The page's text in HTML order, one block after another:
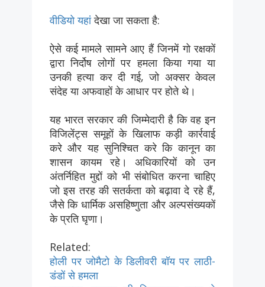
वीडियो यहांदेखा जा सकता है:
ऐसे कई मामले सामने आए हैं जिनमें गो रक्षकों
द्वारा निर्दोष लोगों पर हमला किया गया या
उनकी हत्या कर दी गई, जो अक्सर केवल
संदेह या अफवाहों के आधार पर होते थे।
यह भारत सरकार की जिम्मेदारी है कि वह इन
विजिलेंट्स समूहों के खिलाफ कड़ी कार्रवाई
करे और यह सुनिश्चित करे कि कानून का
शासन कायम रहे। अधिकारियों को उन
अंतर्निहित मुद्दों को भी संबोधित करना चाहिए
जो इस तरह की सतर्कता को बढ़ावा दे रहे हैं,
जैसे कि धार्मिक असहिष्णुता और अल्पसंख्यकों
के प्रति घृणा।
Related:
होली पर जोमैटो के डिलीवरी बॉय पर लाठी-
डंडों से हमला